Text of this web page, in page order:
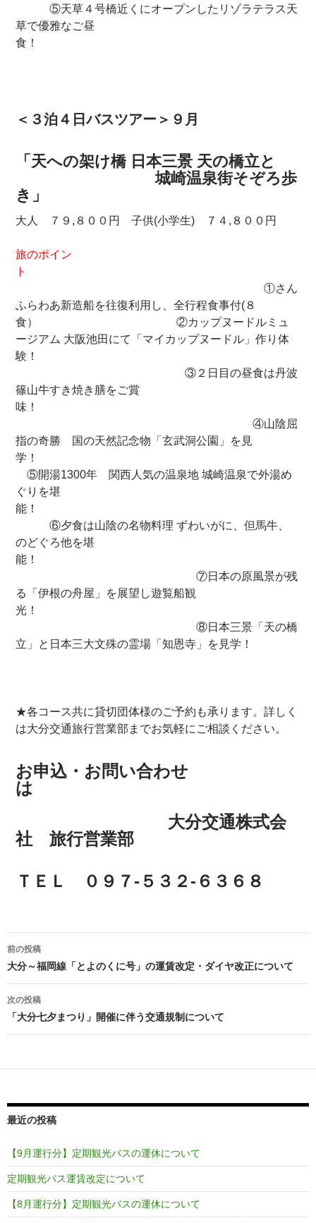
⑤天草４号橋近くにオープンしたリゾラテラス天
草で優雅なご昼
食！
＜３泊４日バスツアー＞９月
「天への架け橋 日本三景 天の橋立と
城崎温泉街そぞろ歩
き」
大人 ７９,８００円 子供(小学生) ７４,８００円
旅のポイン
ト
①さん
ふらわあ新造船を往復利用し、全行程食事付(８
食） ②カップヌードルミュ
ージアム 大阪池田にて「マイカップヌードル」作り体
験！
③２日目の昼食は丹波
篠山牛すき焼き膳をご賞
味！
④山陰屈
指の奇勝 国の天然記念物「玄武洞公園」を見
学！
⑤開湯1300年 関西人気の温泉地 城崎温泉で外湯め
ぐりを堪
能！
⑥夕食は山陰の名物料理 ずわいがに、但馬牛、
のどぐろ他を堪
能！
⑦日本の原風景が残
る「伊根の舟屋」を展望し遊覧船観
光！
⑧日本三景「天の橋
立」と日本三大文殊の霊場「知恩寺」を見学！
★各コース共に貸切団体様のご予約も承ります。詳しく
は大分交通旅行営業部までお気軽にご相談ください。
お申込・お問い合わせ
は
大分交通株式会
社 旅行営業部
ＴＥＬ ０９７-５３２-６３６８
投
稿
ナ
ビ
ー
ョ
前の投稿
大分～福岡線「とよのくに号」の運賃改定・ダイヤ改正について
次の投稿
「大分七夕まつり」開催に伴う交通規制について
最近の投稿
【9月運行分】定期観光バスの運休について
定期観光バス運賃改定について
【8月運行分】定期観光バスの運休について